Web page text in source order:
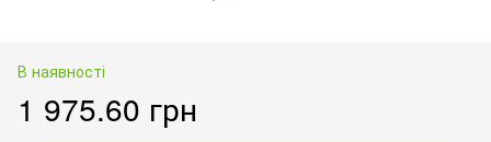
В наявності
1 975.60 грн